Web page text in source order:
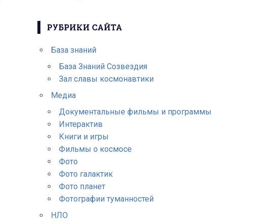
РУБРИКИ САЙТА
База знаний
База Знаний Созвездия
Зал славы космонавтики
Медиа
Документальные фильмы и программы
Интерактив
Книги и игры
Фильмы о космосе
Фото
Фото галактик
Фото планет
Фотографии туманностей
НЛО